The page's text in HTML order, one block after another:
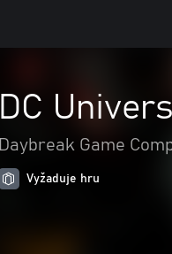
DC
Daybreak Game
Vyžaduje hru